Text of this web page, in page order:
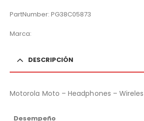
PartNumber: PG38C05873
Marca:
DESCRIPCIÓN
Motorola Moto – Headphones –
Desempeño